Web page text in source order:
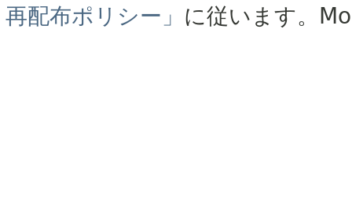
再配布ポリシー」 に従います。